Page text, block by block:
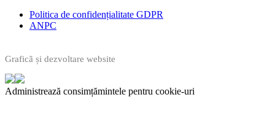
Politica de confidențialitate GDPR
ANPC
Graficã și dezvoltare website
Administrează consimțămintele pentru cookie-uri